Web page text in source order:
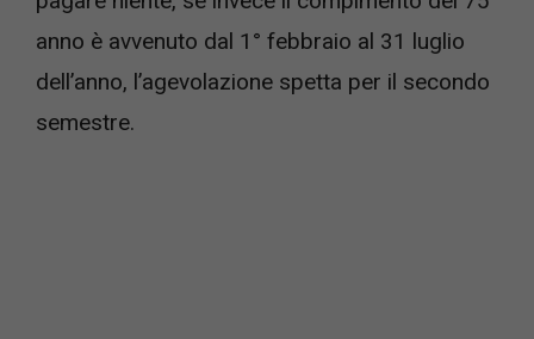
anno è avvenuto dal 1° febbraio al 31 luglio
dell’anno, l’agevolazione spetta per il secondo
semestre.